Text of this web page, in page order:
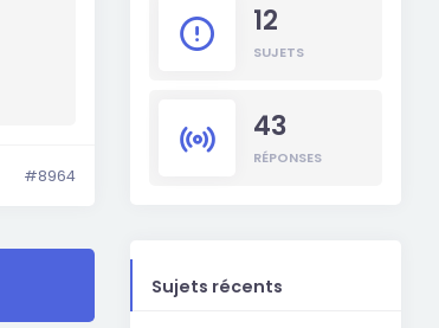
#8964
12
SUJETS
43
RÉPONSES
Sujets récents